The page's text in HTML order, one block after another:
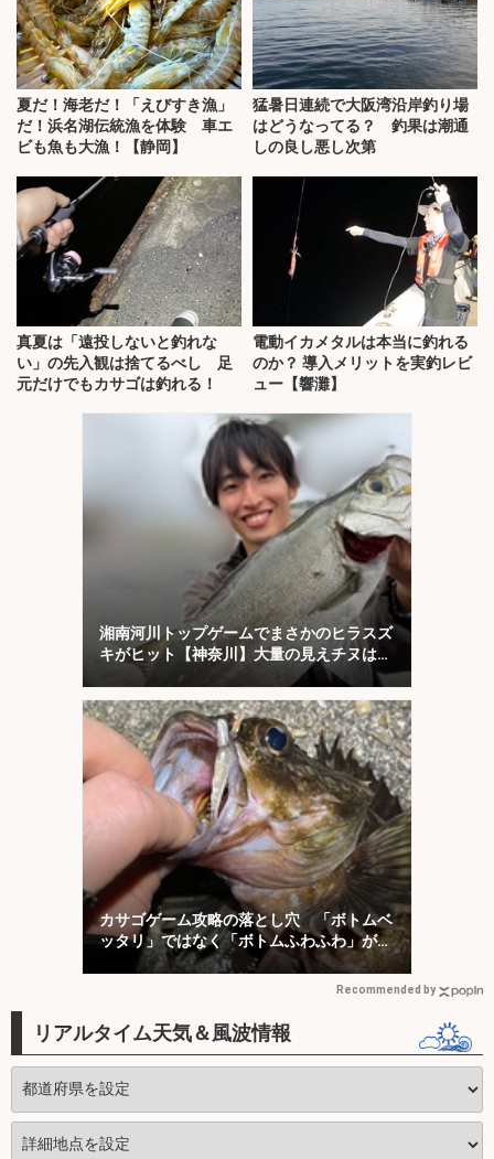
夏だ！海老だ！「えびすき漁」
だ！浜名湖伝統漁を体験 車エ
ビも魚も大漁！【静岡】
猛暑日連続で大阪湾沿岸釣り場
はどうなってる？ 釣果は潮通
しの良し悪し次第
真夏は「遠投しないと釣れな
い」の先入観は捨てるべし 足
元だけでもカサゴは釣れる！
電動イカメタルは本当に釣れる
のか？ 導入メリットを実釣レビ
ュー【響灘】
湘南河川トップゲームでまさかのヒラスズ
キがヒット【神奈川】大量の見えチヌは意
外と難敵？
カサゴゲーム攻略の落とし穴 「ボトムベ
ッタリ」ではなく「ボトムふわふわ」が正
Recommended by
リアルタイム天気＆風波情報